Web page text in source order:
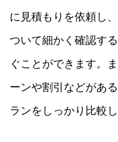
に見積もりを依頼し
ついて細かく確認す
ぐことができます。
ーンや割引などがあ
ランをしっかり比較